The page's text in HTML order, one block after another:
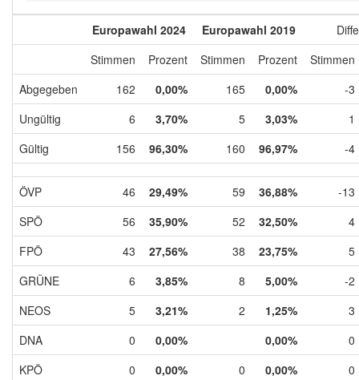
Europawahl 2024 Europawahl 2019
Stimmen
Prozent Stimmen Prozent
Stimmen
Abgegeben
162 0,00% 165 0,00%
-3
Ungültig
6 3,70% 5 3,03%
1
Gültig
156 96,30% 160 96,97% -4
ÖVP 46 29,49% 59 36,88%
-13
SPÖ
56 35,90% 52 32,50%
4
FPÖ
43 27,56% 38 23,75%
5
GRÜNE
6 3,85% 8 5,00%
-2
NEOS
5 3,21% 2 1,25%
3
DNA
0 0,00% 0,00%
0
KPÖ
0 0,00% 0 0,00% 0